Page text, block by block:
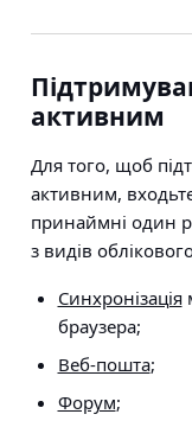
активним
Для того, щоб
активним,
принаймні один
з видів
Синхронізація
браузера;
Веб-пошта;
Форум;